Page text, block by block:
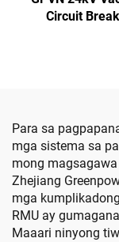
Circuit
Para sa
mga sistema sa
mong
Zhejiang
mga
RMU ay
Maaari ninyong